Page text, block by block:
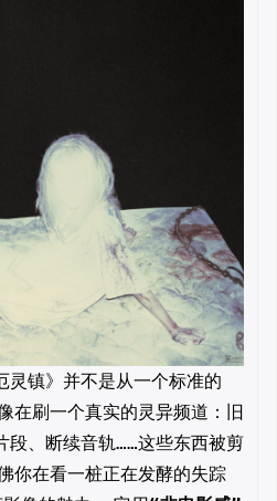
灵镇》并不是从一个标准的
在刷一个真实的灵异频道：旧
段、断续音轨……这些东西被剪
你在看一桩正在发酵的失踪